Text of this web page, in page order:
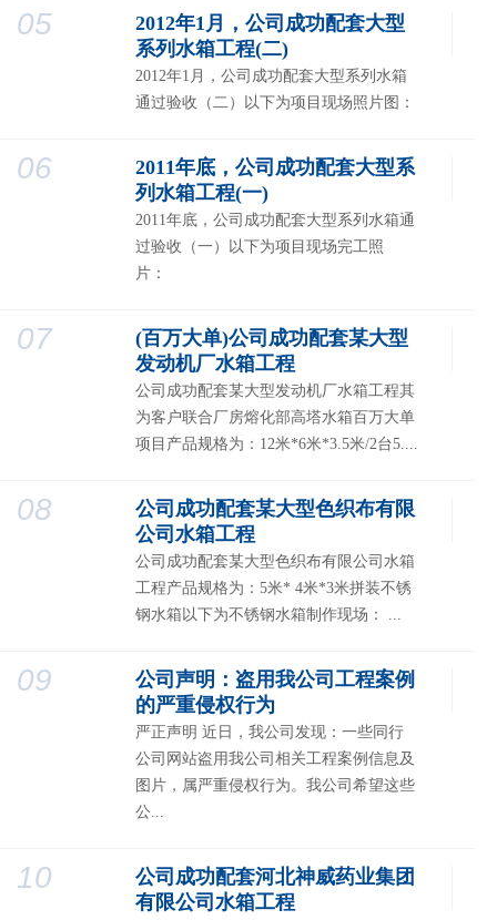
05
2012年1月，公司成功配套大型
系列水箱工程(二)
2012年1月，公司成功配套大型系列水箱
通过验收（二）以下为项目现场照片图：
06
2011年底，公司成功配套大型系
列水箱工程(一)
2011年底，公司成功配套大型系列水箱通
过验收（一）以下为项目现场完工照
片：
07
(百万大单)公司成功配套某大型
发动机厂水箱工程
公司成功配套某大型发动机厂水箱工程其
为客户联合厂房熔化部高塔水箱百万大单
项目产品规格为：12米*6米*3.5米/2台5....
08
公司成功配套某大型色织布有限
公司水箱工程
公司成功配套某大型色织布有限公司水箱
工程产品规格为：5米* 4米*3米拼装不锈
钢水箱以下为不锈钢水箱制作现场： ...
09
公司声明：盗用我公司工程案例
的严重侵权行为
严正声明 近日，我公司发现：一些同行
公司网站盗用我公司相关工程案例信息及
图片，属严重侵权行为。我公司希望这些
公...
10
公司成功配套河北神威药业集团
有限公司水箱工程